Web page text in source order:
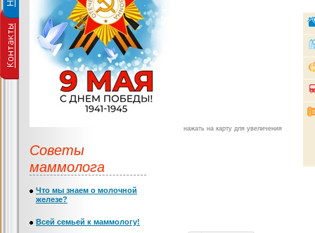
нажать на карту для увеличения
Советы
маммолога
Что мы знаем о молочной
железе?
Всей семьей к маммологу!